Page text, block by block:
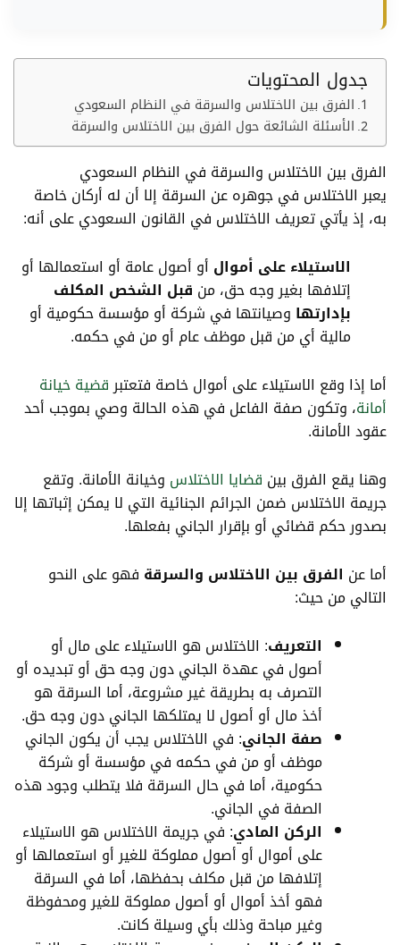
جدول المحتويات
الفرق بين الاختلاس والسرقة في النظام السعودي
الأسئلة الشائعة حول الفرق بين الاختلاس والسرقة
الفرق بين الاختلاس والسرقة في النظام السعودي
يعبر الاختلاس في جوهره عن السرقة إلا أن له أركان خاصة
به، إذ يأتي تعريف الاختلاس في القانون السعودي على أنه:
الاستيلاء على أموال أو أصول عامة أو استعمالها أو
إتلافها بغير وجه حق، من قبل الشخص المكلف
بإدارتها وصيانتها في شركة أو مؤسسة حكومية أو
مالية أي من قبل موظف عام أو من في حكمه.
أما إذا وقع الاستيلاء على أموال خاصة فتعتبر قضية خيانة
أمانة، وتكون صفة الفاعل في هذه الحالة وصي بموجب أحد
عقود الأمانة.
وهنا يقع الفرق بين قضايا الاختلاس وخيانة الأمانة. وتقع
جريمة الاختلاس ضمن الجرائم الجنائية التي لا يمكن إثباتها إلا
بصدور حكم قضائي أو بإقرار الجاني بفعلها.
أما عن الفرق بين الاختلاس والسرقة فهو على النحو
التالي من حيث:
التعريف: الاختلاس هو الاستيلاء على مال أو
أصول في عهدة الجاني دون وجه حق أو تبديده أو
التصرف به بطريقة غير مشروعة، أما السرقة هو
أخذ مال أو أصول لا يمتلكها الجاني دون وجه حق.
صفة الجاني: في الاختلاس يجب أن يكون الجاني
موظف أو من في حكمه في مؤسسة أو شركة
حكومية، أما في حال السرقة فلا يتطلب وجود هذه
الصفة في الجاني.
الركن المادي: في جريمة الاختلاس هو الاستيلاء
على أموال أو أصول مملوكة للغير أو استعمالها أو
إتلافها من قبل مكلف بحفظها، أما في السرقة
فهو أخذ أموال أو أصول مملوكة للغير ومحفوظة
وغير مباحة وذلك بأي وسيلة كانت.